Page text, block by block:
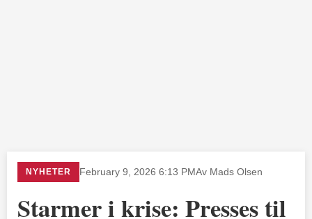
NYHETER February 9, 2026 6:13 PMAv Mads Olsen
Starmer i krise: Presses til